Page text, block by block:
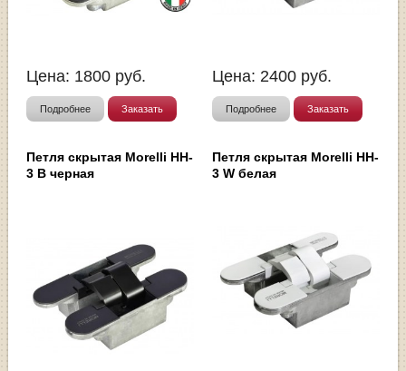
Цена: 1800 руб.
Подробнее Заказать
Цена: 2400 руб.
Подробнее Заказать
Петля скрытая Morelli HH-
3 B черная
Петля скрытая Morelli HH-
3 W белая